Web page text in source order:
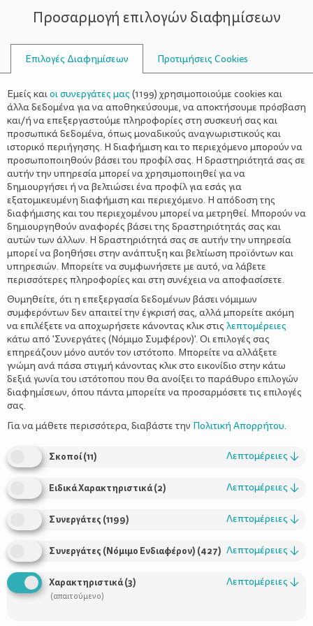
ΣΥΜΒΟΥΛΟΙ
ΠΟΠ ΚΟΡΝ
Βραδιά σινεμά στο σπίτι
Χρήσιμοι Σύνδεσμοι
Τι είναι το ΔΕΛΤΑ moms
Προσαρμογή επιλογών διαφημίσεων
Επιλογές Διαφημίσεων Προτιμήσεις Cookies
Εμείς καιοι συνεργάτες μας (1199) χρησιμοποιούμε cookies και
άλλα δεδομένα για να αποθηκεύσουμε, να αποκτήσουμε πρόσβαση
και/ή να επεξεργαστούμε πληροφορίες στη συσκευή σας και
προσωπικά δεδομένα, όπως μοναδικούς αναγνωριστικούς και
ιστορικό περιήγησης. Η διαφήμιση και το περιεχόμενο μπορούν να
προσωποποιηθούν βάσει του προφίλ σας. Η δραστηριότητά σας σε
αυτήν την υπηρεσία μπορεί να χρησιμοποιηθεί για να
δημιουργήσει ή να βελτιώσει ένα προφίλ για εσάς για
εξατομικευμένη διαφήμιση και περιεχόμενο. Η απόδοση της
διαφήμισης και του περιεχομένου μπορεί να μετρηθεί. Μπορούν να
δημιουργηθούν αναφορές βάσει της δραστηριότητάς σας και
αυτών των άλλων. Η δραστηριότητά σας σε αυτήν την υπηρεσία
μπορεί να βοηθήσει στην ανάπτυξη και βελτίωση προϊόντων και
υπηρεσιών. Μπορείτε να συμφωνήσετε με αυτό, να λάβετε
περισσότερες πληροφορίες και στη συνέχεια να αποφασίσετε.
Θυμηθείτε, ότι η επεξεργασία δεδομένων βάσει νόμιμων
συμφερόντων δεν απαιτεί την έγκρισή σας, αλλά μπορείτε ακόμη
να επιλέξετε να αποχωρήσετε κάνοντας κλικ στις λεπτομέρειες
κάτω από 'Συνεργάτες (Νόμιμο Συμφέρον)'. Οι επιλογές σας
επηρεάζουν μόνο αυτόν τον ιστότοπο. Μπορείτε να αλλάξετε
γνώμη ανά πάσα στιγμή κάνοντας κλικ στο εικονίδιο στην κάτω
δεξιά γωνία του ιστότοπου που θα ανοίξει το παράθυρο επιλογών
διαφημίσεων, όπου πάντα μπορείτε να προσαρμόσετε τις επιλογές
σας.
Για να μάθετε περισσότερα, διαβάστε την Πολιτική Απορρήτου.
Σκοποί(11) Λεπτομέρειες ↓
Ειδικά Χαρακτηριστικά(2) Λεπτομέρειες ↓
Συνεργάτες (1199) Λεπτομέρειες ↓
Συνεργάτες (Νόμιμο Ενδιαφέρον) (427) Λεπτομέρειες ↓
Χαρακτηριστικά(3)
(απαιτούμενο)
Λεπτομέρειες ↓